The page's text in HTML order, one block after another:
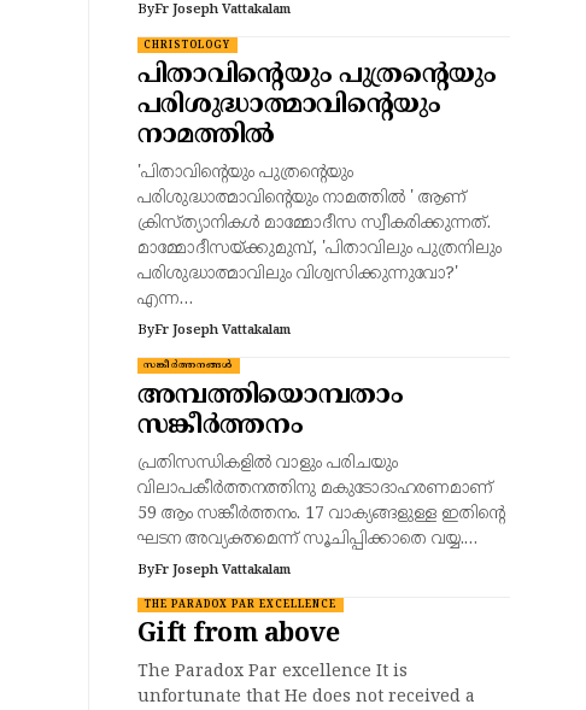
ByFr Joseph Vattakalam
CHRISTOLOGY
പിതാവിന്റെയും പുത്രന്റെയും
പരിശുദ്ധാത്മാവിന്റെയും
നാമത്തിൽ
'പിതാവിന്റെയും പുത്രന്റെയും
പരിശുദ്ധാത്മാവിന്റെയും നാമത്തിൽ ' ആണ്
ക്രിസ്ത്യാനികൾ മാമ്മോദീസ സ്വീകരിക്കുന്നത്.
മാമ്മോദീസയ്ക്കുമുമ്പ്, 'പിതാവിലും പുത്രനിലും
പരിശുദ്ധാത്മാവിലും വിശ്വസിക്കുന്നുവോ?'
എന്ന…
ByFr Joseph Vattakalam
സങ്കീർത്തനങ്ങൾ
അമ്പത്തിയൊമ്പതാം
സങ്കീർത്തനം
പ്രതിസന്ധികളിൽ വാളും പരിചയും
വിലാപകീർത്തനത്തിനു മകുടോദാഹരണമാണ്
59 ആം സങ്കീർത്തനം. 17 വാക്യങ്ങളുള്ള ഇതിന്റെ
ഘടന അവ്യക്തമെന്ന് സൂചിപ്പിക്കാതെ വയ്യ.…
ByFr Joseph Vattakalam
THE PARADOX PAR EXCELLENCE
Gift from above
The Paradox Par excellence It is
unfortunate that He does not received a